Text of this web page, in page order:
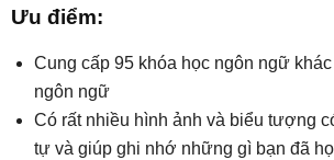
Ưu điểm:
Cung cấp 95 khóa học ngôn ngữ
ngôn ngữ
Có rất nhiều hình ảnh và biểu tượng
tự và giúp ghi nhớ những gì bạn đã